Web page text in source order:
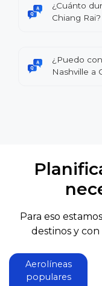
¿Cuánto
Chiang Rai?
¿Puedo
Nashville a
Para eso
destinos y
Aerolíneas
populares